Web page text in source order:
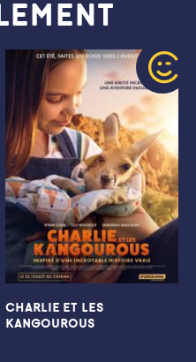
CHARLIE ET LES
KANGOUROUS